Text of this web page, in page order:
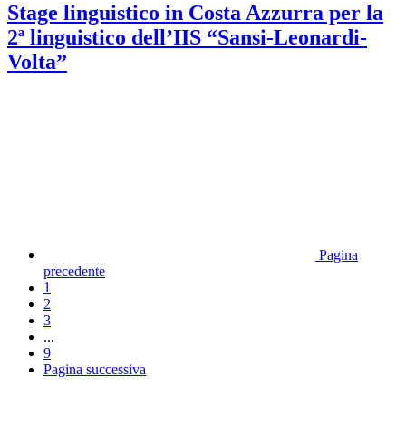
Stage linguistico in Costa Azzurra per la
2ª linguistico dell’IIS “Sansi-Leonardi-
Volta”
Pagina
precedente
1
2
3
...
9
Pagina successiva